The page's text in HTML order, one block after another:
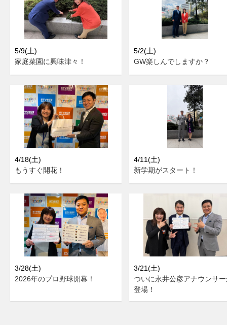
5/9(土)
家庭菜園に興味津々！
5/2(土)
GW楽しんでしますか？
4/18(土)
もうすぐ開花！
4/11(土)
新学期がスタート！
3/28(土)
2026年のプロ野球開幕！
3/21(土)
ついに永井公彦アナウンサ
登場！